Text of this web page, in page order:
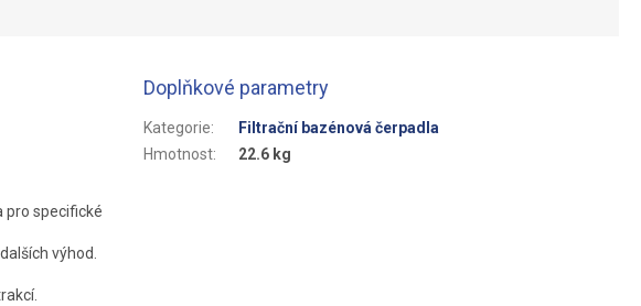
pro specifické
výhod.
Doplňkové parametry
Kategorie:
Filtrační bazénová čerpadla
Hmotnost: 22.6 kg